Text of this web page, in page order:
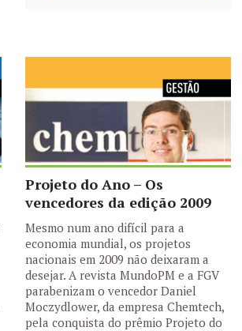
Projeto do Ano – Os
vencedores da edição 2009
Mesmo num ano difícil para a
economia mundial, os projetos
nacionais em 2009 não deixaram a
desejar. A revista MundoPM e a FGV
parabenizam o vencedor Daniel
Moczydlower, da empresa Chemtech,
pela conquista do prêmio Projeto do